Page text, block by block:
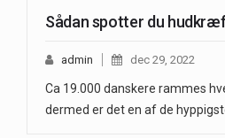
Sådan spotter du
admin dec 29, 2022
Ca 19.000 danskere rammes
dermed er det en af de